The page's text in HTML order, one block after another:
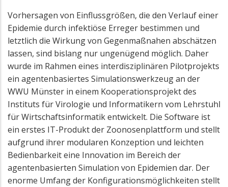
Vorhersagen von Einflussgrößen, die den Verlauf einer
Epidemie durch infektiöse Erreger bestimmen und
letztlich die Wirkung von Gegenmaßnahen abschätzen
lassen, sind bislang nur ungenügend möglich. Daher
wurde im Rahmen eines interdisziplinären Pilotprojekts
ein agentenbasiertes Simulationswerkzeug an der
WWU Münster in einem Kooperationsprojekt des
Instituts für Virologie und Informatikern vom Lehrstuhl
für Wirtschaftsinformatik entwickelt. Die Software ist
ein erstes IT-Produkt der Zoonosenplattform und stellt
aufgrund ihrer modularen Konzeption und leichten
Bedienbarkeit eine Innovation im Bereich der
agentenbasierten Simulation von Epidemien dar. Der
enorme Umfang der Konfigurationsmöglichkeiten stellt